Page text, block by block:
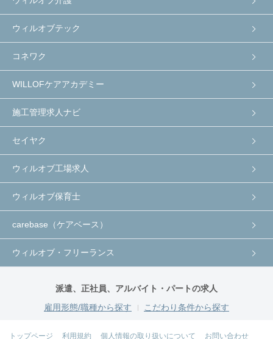
ウィルオブテック
コネワク
WILLOFケアアカデミー
施工管理求人ナビ
セイヤク
ウィルオブ工場求人
ウィルオブ保育士
carebase（ケアベース）
ウィルオブ・フリーランス
派遣、正社員、アルバイト・パートの求人
雇用形態/職種から探す
こだわり条件から探す
トップページ 利用規約 個人情報の取り扱いについて お問い合わせ